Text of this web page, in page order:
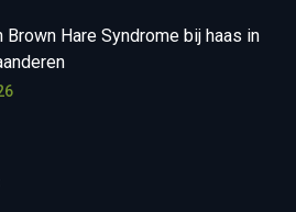
Brown Hare Syndrome bij haas in